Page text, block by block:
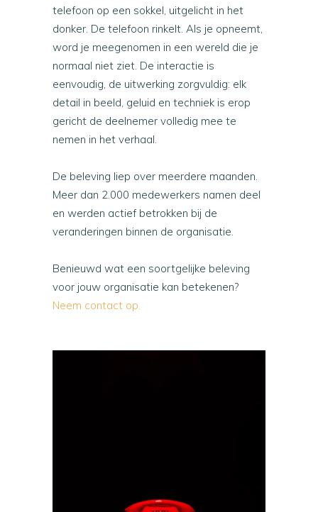
telefoon op een sokkel, uitgelicht in het
donker. De telefoon rinkelt. Als je opneemt,
word je meegenomen in een wereld die je
normaal niet ziet. De interactie is
eenvoudig, de uitwerking zorgvuldig: elk
detail in beeld, geluid en techniek is erop
gericht de deelnemer volledig mee te
nemen in het verhaal.
De beleving liep over meerdere maanden.
Meer dan 2.000 medewerkers namen deel
en werden actief betrokken bij de
veranderingen binnen de organisatie.
Benieuwd wat een soortgelijke beleving
voor jouw organisatie kan betekenen?
Neem contact op.